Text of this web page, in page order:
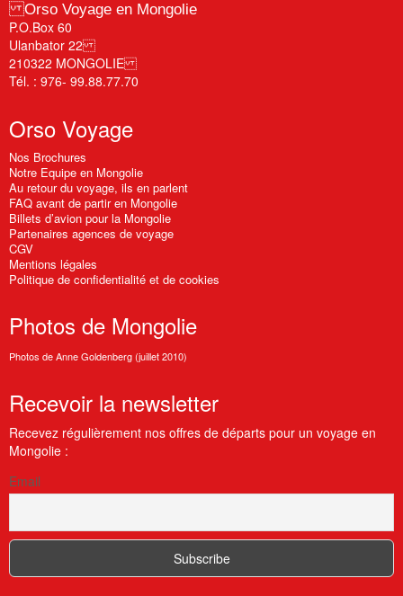
Orso Voyage en Mongolie
P.O.Box 60
Ulanbator 22
210322 MONGOLIE
Tél. : 976- 99.88.77.70
Orso Voyage
Nos Brochures
Notre Equipe en Mongolie
Au retour du voyage, ils en parlent
FAQ avant de partir en Mongolie
Billets d’avion pour la Mongolie
Partenaires agences de voyage
CGV
Mentions légales
Politique de confidentialité et de cookies
Photos de Mongolie
Photos de Anne Goldenberg (juillet 2010)
Recevoir la newsletter
Recevez régulièrement nos offres de départs pour un voyage en
Mongolie :
Email